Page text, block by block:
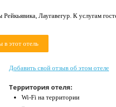
Лаугавегур. К услугам
в этот отель
Добавить свой отзыв об этом отеле
Территория отеля:
Wi-Fi на территории